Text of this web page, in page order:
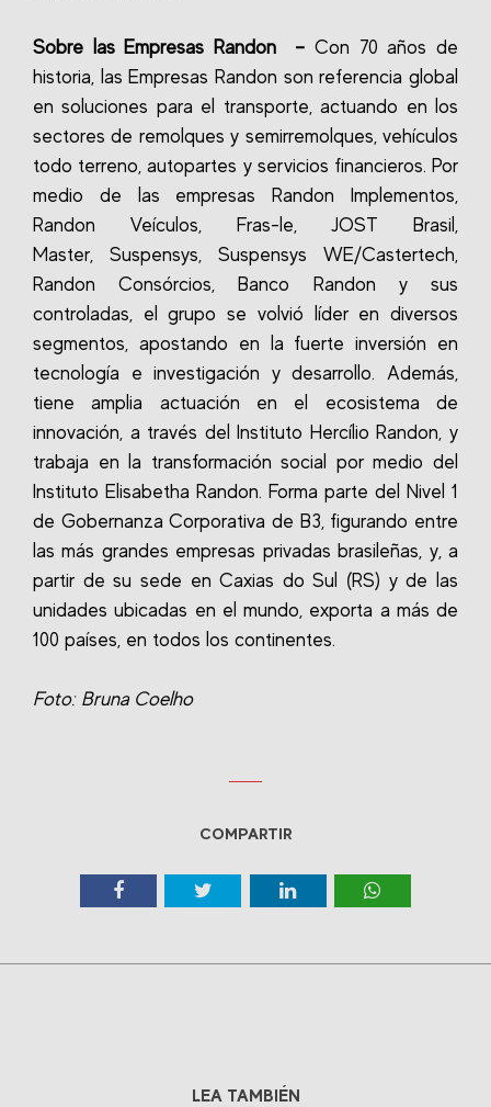
Sobre las Empresas Randon –Con 70 años de
historia, las Empresas Randon son referencia global
en soluciones para el transporte, actuando en los
sectores de remolques y semirremolques, vehículos
todo terreno, autopartes y servicios financieros. Por
medio de las empresas Randon Implementos,
Randon Veículos, Fras-le, JOST Brasil,
Master, Suspensys, Suspensys WE/Castertech,
Randon Consórcios, Banco Randon y sus
controladas, el grupo se volvió líder en diversos
segmentos, apostando en la fuerte inversión en
tecnología e investigación y desarrollo.
Además,
tiene amplia actuación en el ecosistema de
innovación, a través del Instituto Hercílio Randon, y
trabaja en la transformación social por medio del
Instituto Elisabetha Randon. Forma parte del Nivel 1
de Gobernanza Corporativa de B3, figurando entre
las más grandes empresas privadas brasileñas, y, a
partir de su sede en Caxias do Sul (RS) y de las
unidades ubicadas en el mundo, exporta a más de
100 países, en todos los continentes.
Foto: Bruna Coelho
COMPARTIR
LEA TAMBIÉN